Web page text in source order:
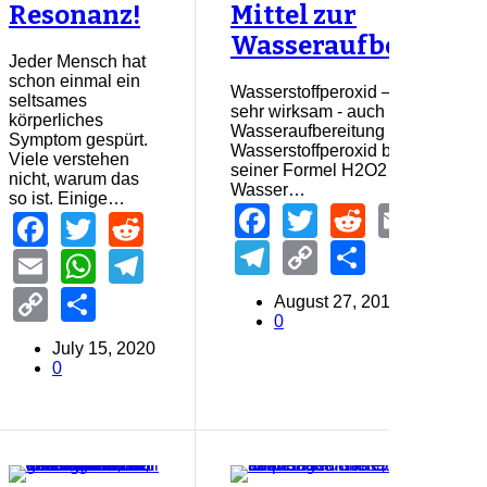
Resonanz!
Jeder Mensch hat
schon einmal ein
seltsames
körperliches
Symptom gespürt.
Viele verstehen
nicht, warum das
so ist. Einige…
Facebook
TwitterReddit
EmailWhatsApp
Telegram
Copy
Link
July 15, 2020
0
Mittel zur
Wasserstoffperoxid – Günstig
sehr wirksam - auch zur
Wasseraufbereitung
Wasserstoffperoxid besteht
seiner Formel H2O2 aus
Wasser…
Facebook
TwitterReddit
Telegram
Copy
Link
August 27, 2016
0